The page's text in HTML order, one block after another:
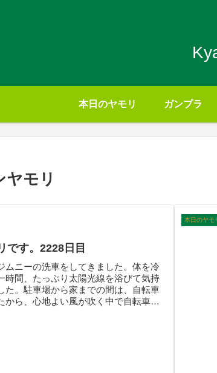
本日のヤモリ ガンプラ
ヤモリ
です。2228日目
ムニーの洗車をしてきました。体を冷
時間、たっぷり太陽光線を浴びて気持
た。駐車場から家までの間は、自転車
から、心地よい風が吹く中で自転車を
本日のヤモ